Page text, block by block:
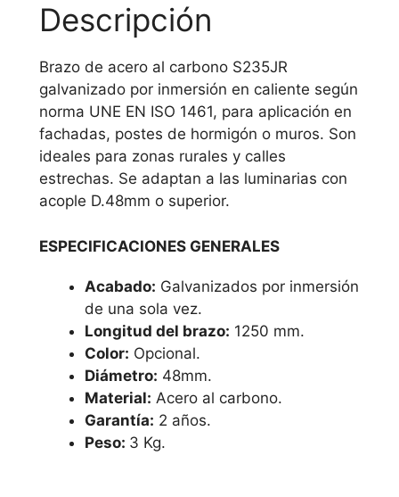
Descripción
Brazo de acero al carbono S235JR
galvanizado por inmersión en caliente según
norma UNE EN ISO 1461, para aplicación en
fachadas, postes de hormigón o muros. Son
ideales para zonas rurales y calles
estrechas. Se adaptan a las luminarias con
acople D.48mm o superior.
ESPECIFICACIONES GENERALES
Acabado: Galvanizados por inmersión
de una sola vez.
Longitud del brazo: 1250 mm.
Color: Opcional.
Diámetro: 48mm.
Material: Acero al carbono.
Garantía: 2 años.
Peso: 3 Kg.